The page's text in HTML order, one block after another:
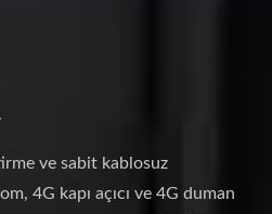
ve sabit kablosuz
4G kapı açıcı ve 4G duman